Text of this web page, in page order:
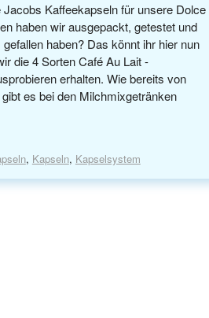
Kaffeekapseln für unsere Dolce
haben wir ausgepackt, getestet und
haben? Das könnt ihr hier nun
die 4 Sorten Café Au Lait -
erhalten. Wie bereits von
es bei den Milchmixgetränken
, Kapseln, Kapselsystem